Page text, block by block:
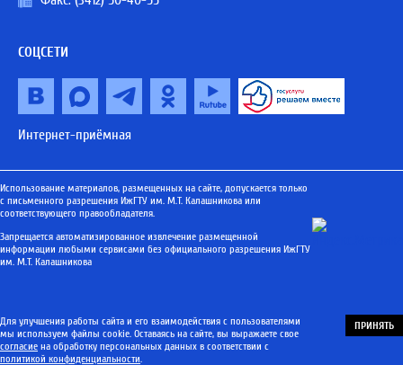
СОЦСЕТИ
Интернет-приёмная
Использование материалов, размещенных на сайте, допускается только
с письменного разрешения ИжГТУ им. М.Т. Калашникова или
соответствующего правообладателя.
Запрещается автоматизированное извлечение размещенной
информации любыми сервисами без официального разрешения ИжГТУ
им. М.Т. Калашникова
Для улучшения работы сайта и его взаимодействия с пользователями
мы используем файлы cookie. Оставаясь на сайте, вы выражаете свое
согласие на обработку персональных данных в соответствии с
политикой конфиденциальности.
ПРИНЯТЬ